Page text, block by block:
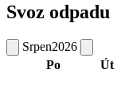
Svoz odpadu
Srpen2026
Po
Út